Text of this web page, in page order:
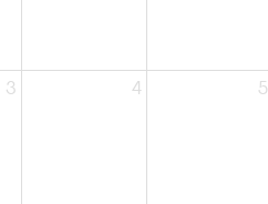
3 4 5